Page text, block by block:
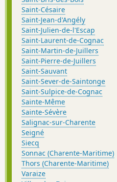
Saint-Césaire
Saint-Jean-d'Angély
Saint-Julien-de-l'Escap
Saint-Laurent-de-Cognac
Saint-Martin-de-Juillers
Saint-Pierre-de-Juillers
Saint-Sauvant
Saint-Sever-de-Saintonge
Saint-Sulpice-de-Cognac
Sainte-Même
Sainte-Sévère
Salignac-sur-Charente
Seigné
Siecq
Sonnac (Charente-Maritime)
Thors (Charente-Maritime)
Varaize